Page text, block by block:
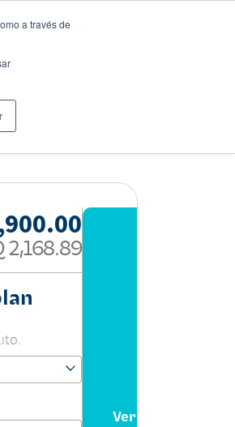
a través de
2,168.89
Ver